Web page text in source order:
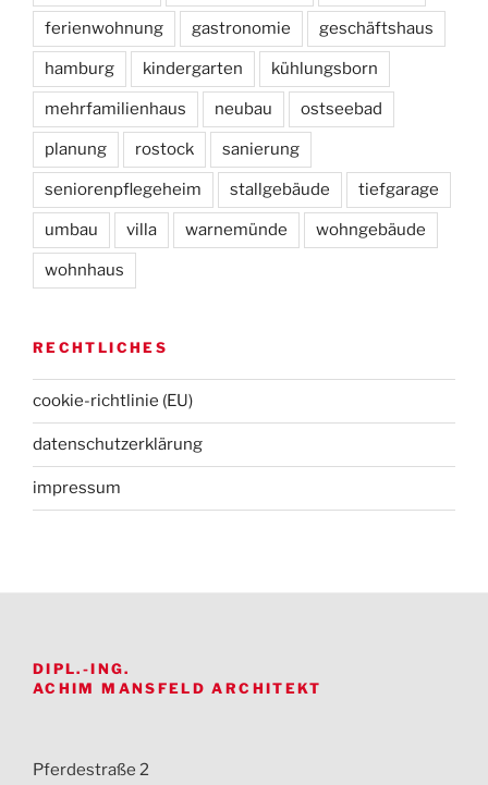
ferienwohnung gastronomie geschäftshaus
hamburg kindergarten kühlungsborn
mehrfamilienhaus neubau ostseebad
planung rostock sanierung
seniorenpflegeheim stallgebäude tiefgarage
umbau villa warnemünde wohngebäude
wohnhaus
RECHTLICHES
cookie-richtlinie (EU)
datenschutz­erklärung
impressum
DIPL.-ING.
ACHIM MANSFELD ARCHITEKT
Pferdestraße 2